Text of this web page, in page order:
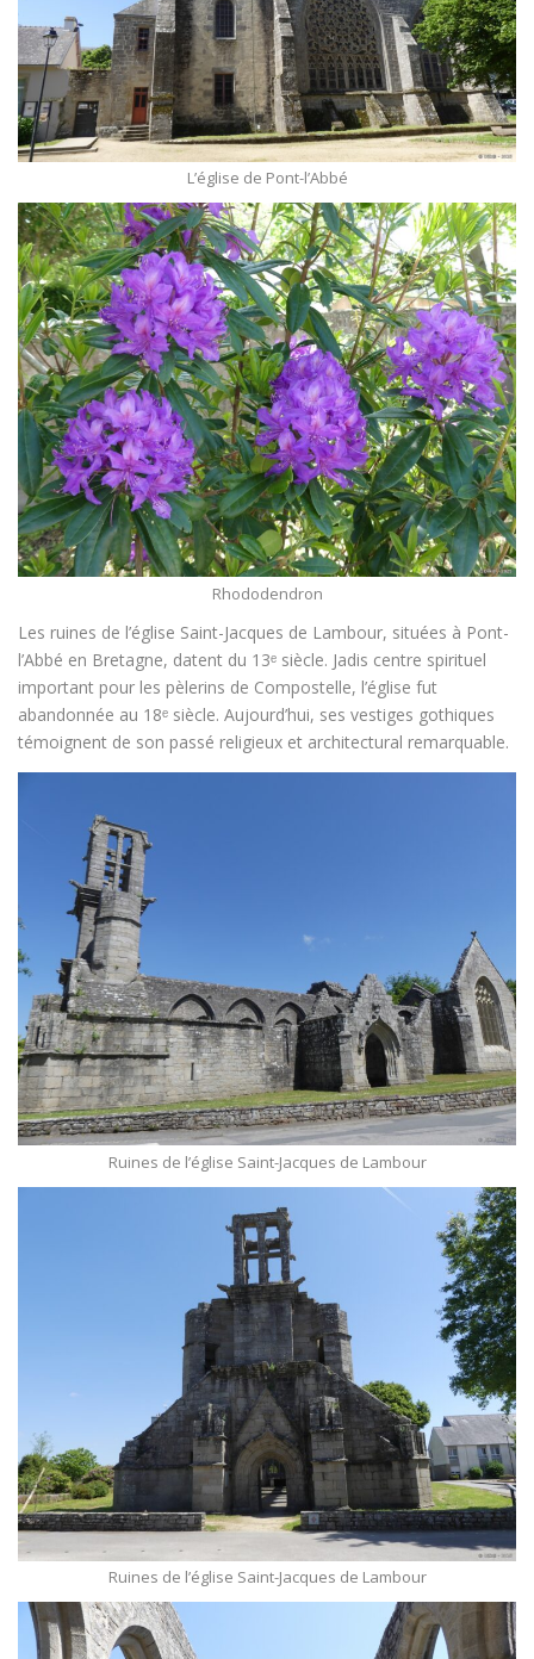
L’église de Pont-l’Abbé
Rhododendron
Les ruines de l’église Saint-Jacques de Lambour, situées à Pont-
l’Abbé en Bretagne, datent du 13ᵉ siècle. Jadis centre spirituel
important pour les pèlerins de Compostelle, l’église fut
abandonnée au 18ᵉ siècle. Aujourd’hui, ses vestiges gothiques
témoignent de son passé religieux et architectural remarquable.
Ruines de l’église Saint-Jacques de Lambour
Ruines de l’église Saint-Jacques de Lambour